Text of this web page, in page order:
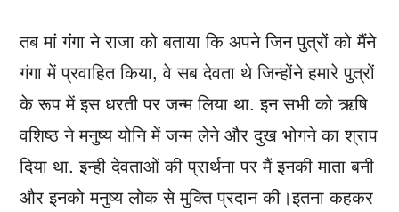
तब मां गंगा ने राजा को बताया कि अपने जिन पुत्रों को मैंने
गंगा में प्रवाहित किया, वे सब देवता थे जिन्होंने हमारे पुत्रों
के रूप में इस धरती पर जन्म लिया था. इन सभी को ऋषि
वशिष्ठ ने मनुष्य योनि में जन्म लेने और दुख भोगने का श्राप
दिया था. इन्ही देवताओं की प्रार्थना पर मैं इनकी माता बनी
और इनको मनुष्य लोक से मुक्ति प्रदान की।इतना कहकर